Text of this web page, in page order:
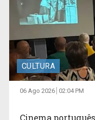
CULTURA
06 Ago 2026 02:04 PM
Cinema